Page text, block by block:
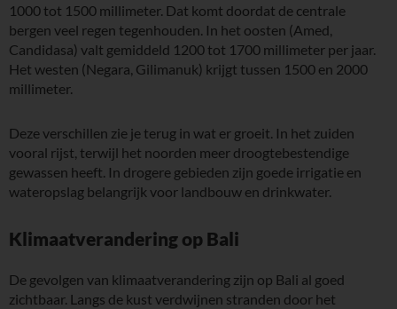
1000 tot 1500 millimeter. Dat komt doordat de centrale
bergen veel regen tegenhouden. In het oosten (Amed,
Candidasa) valt gemiddeld 1200 tot 1700 millimeter per jaar.
Het westen (Negara, Gilimanuk) krijgt tussen 1500 en 2000
millimeter.
Deze verschillen zie je terug in wat er groeit. In het zuiden
vooral rijst, terwijl het noorden meer droogtebestendige
gewassen heeft. In drogere gebieden zijn goede irrigatie en
wateropslag belangrijk voor landbouw en drinkwater.
Klimaatverandering op Bali
De gevolgen van klimaatverandering zijn op Bali al goed
zichtbaar. Langs de kust verdwijnen stranden door het